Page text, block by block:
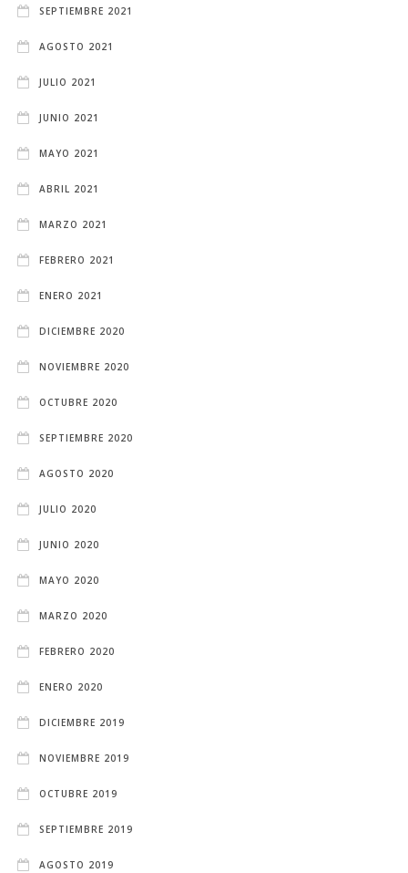
SEPTIEMBRE 2021
AGOSTO 2021
JULIO 2021
JUNIO 2021
MAYO 2021
ABRIL 2021
MARZO 2021
FEBRERO 2021
ENERO 2021
DICIEMBRE 2020
NOVIEMBRE 2020
OCTUBRE 2020
SEPTIEMBRE 2020
AGOSTO 2020
JULIO 2020
JUNIO 2020
MAYO 2020
MARZO 2020
FEBRERO 2020
ENERO 2020
DICIEMBRE 2019
NOVIEMBRE 2019
OCTUBRE 2019
SEPTIEMBRE 2019
AGOSTO 2019